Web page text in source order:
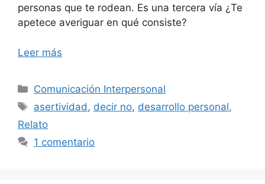
personas que te rodean. Es una tercera vía ¿Te
apetece averiguar en qué consiste?
Leer más
Categorías
Comunicación Interpersonal
Etiquetas
asertividad , decir no, desarrollo personal,
Relato
1 comentario